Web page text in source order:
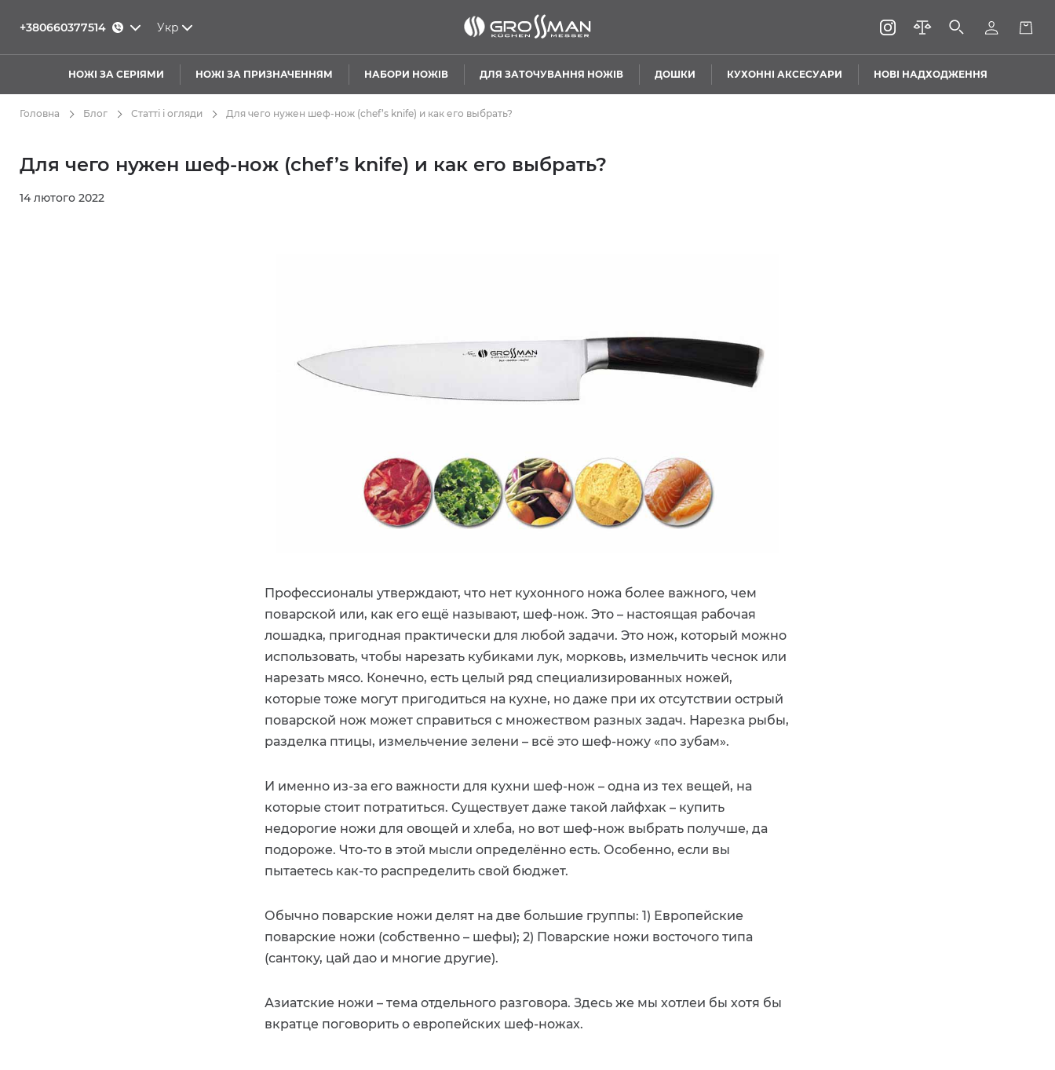
+380660377514 Укр
НОЖІ ЗА СЕРІЯМИ НОЖІ ЗА ПРИЗНАЧЕННЯМ НАБОРИ НОЖІВ ДЛЯ ЗАТОЧУВАННЯ НОЖІВ ДОШКИ КУХОННІ АКСЕСУАРИ НОВІ НАДХОДЖЕННЯ
Головна Блог Статті і огляди Для чего нужен шеф-нож (chef’s knife) и как его выбрать?
Для чего нужен шеф-нож (chef’s knife) и как его выбрать?
14 лютого 2022
Профессионалы утверждают, что нет кухонного ножа более важного, чем
поварской или, как его ещё называют, шеф-нож. Это – настоящая рабочая
лошадка, пригодная практически для любой задачи. Это нож, который можно
использовать, чтобы нарезать кубиками лук, морковь, измельчить чеснок или
нарезать мясо. Конечно, есть целый ряд специализированных ножей,
которые тоже могут пригодиться на кухне, но даже при их отсутствии острый
поварской нож может справиться с множеством разных задач. Нарезка рыбы,
разделка птицы, измельчение зелени – всё это шеф-ножу «по зубам».
И именно из-за его важности для кухни шеф-нож – одна из тех вещей, на
которые стоит потратиться. Существует даже такой лайфхак – купить
недорогие ножи для овощей и хлеба, но вот шеф-нож выбрать получше, да
подороже. Что-то в этой мысли определённо есть. Особенно, если вы
пытаетесь как-то распределить свой бюджет.
Обычно поварские ножи делят на две большие группы: 1) Европейские
поварские ножи (собственно – шефы); 2) Поварские ножи восточого типа
(сантоку, цай дао и многие другие).
Азиатские ножи – тема отдельного разговора. Здесь же мы хотлеи бы хотя бы
вкратце поговорить о европейских шеф-ножах.